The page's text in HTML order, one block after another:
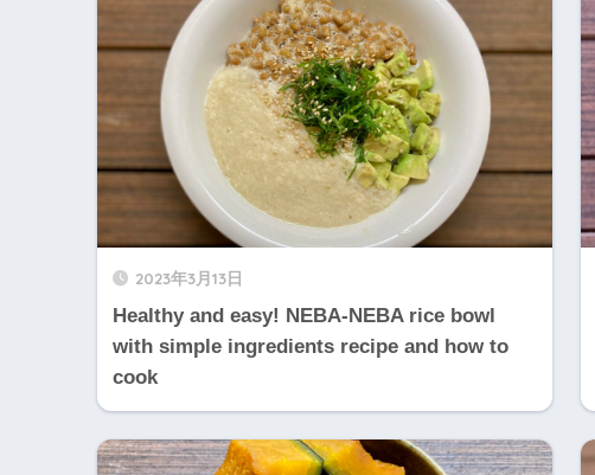
2023年3月13日
Healthy and easy! NEBA-NEBA rice bowl
with simple ingredients recipe and how to
cook